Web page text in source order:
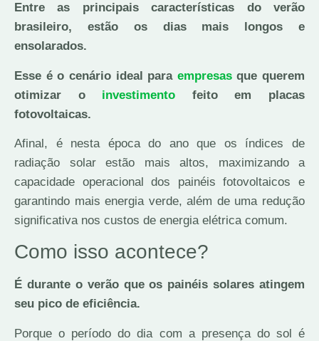
Entre as principais características do verão
brasileiro, estão os dias mais longos e
ensolarados.
Esse é o cenário ideal para empresasque querem
otimizar o investimento feito em placas
fotovoltaicas.
Afinal, é nesta época do ano que os índices de
radiação solar estão mais altos, maximizando a
capacidade operacional dos painéis fotovoltaicos e
garantindo mais energia verde, além de uma redução
significativa nos custos de energia elétrica comum.
Como isso acontece?
É durante o verão que os painéis solares atingem
seu pico de eficiência.
Porque o período do dia com a presença do sol é